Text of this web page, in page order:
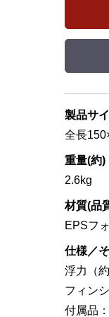
製品サ
全長
重量(約)
2.6kg
材質(品
EPSフ
仕様／
浮力（
フィン
付属品